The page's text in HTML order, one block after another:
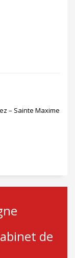
– Sainte Maxime
de